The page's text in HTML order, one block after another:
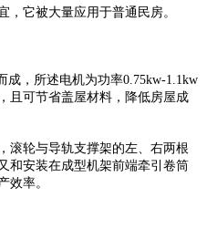
它被大量应用于普通民房。
成，所述电机为功率0.75kw-1.1kw
可节省盖屋材料，降低房屋成
滚轮与导轨支撑架的左、右两根
和安装在成型机架前端牵引卷筒
效率。